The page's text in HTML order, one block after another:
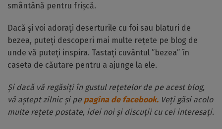
smântână pentru frișcă.
Dacă și voi adorați deserturile cu foi sau blaturi de
bezea, puteți descoperi mai multe rețete pe blog de
unde vă puteți inspira. Tastați cuvântul ”bezea” în
caseta de căutare pentru a ajunge la ele.
Și dacă vă regăsiți în gustul rețetelor de pe acest blog,
vă aștept zilnic și pe pagina de facebook. Veți găsi acolo
multe rețete postate, idei noi și discuții cu cei interesați.